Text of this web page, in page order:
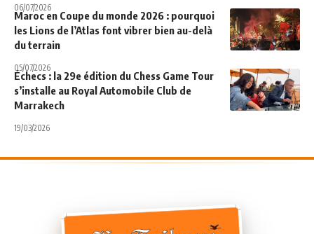
06/07/2026
Maroc en Coupe du monde 2026 : pourquoi
les Lions de l’Atlas font vibrer bien au-delà
du terrain
05/07/2026
Échecs : la 29e édition du Chess Game Tour
s’installe au Royal Automobile Club de
Marrakech
19/03/2026